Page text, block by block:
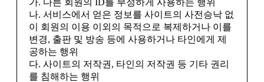
나. 서비스에서 얻은 정보를 사이트의 사전승낙 없
이 회원의 이용 이외의 목적으로 복제하거나 이를
변경, 출판 및 방송 등에 사용하거나 타인에게 제
공하는 행위
다. 사이트의 저작권, 타인의 저작권 등 기타 권리
를 침해하는 행위